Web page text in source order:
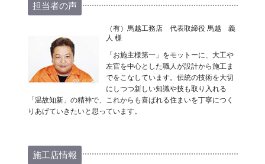
担当者の声
（有）馬越工務店 代表取締役 馬越 義
人 様
「お施主様第一」をモットーに、大工や
左官を中心とした職人が設計から施工ま
でをこなしています。伝統の技術を大切
にしつつ新しい知識や技も取り入れる
「温故知新」の精神で、これからも喜ばれる住まいを丁寧につく
りあげていきたいと思っています。
施工店情報